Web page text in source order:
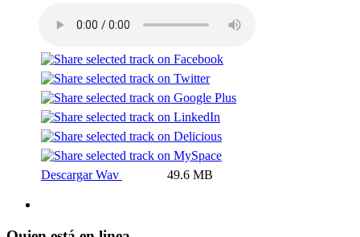
Descargar Wav 49.6 MB